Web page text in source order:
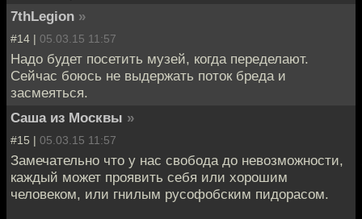
7thLegion »
#14 | 05.03.15 11:57
Надо будет посетить музей, когда переделают.
Сейчас боюсь не выдержать поток бреда и
засмеяться.
Саша из Москвы »
#15 | 05.03.15 11:57
Замечательно что у нас свобода до невозможности,
каждый может проявить себя или хорошим
человеком, или гнилым русофобским пидорасом.